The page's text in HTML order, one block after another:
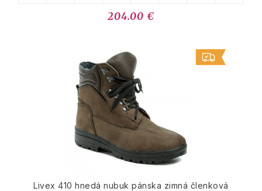
204.00 €
Livex 410 hnedá nubuk pánska zimná členková